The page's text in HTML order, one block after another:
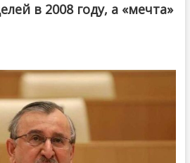
в 2008 году, а «мечта»